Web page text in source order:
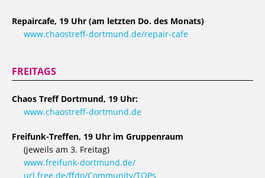
Repaircafe, 19 Uhr (am letzten Do. des Monats)
www.chaostreff-dortmund.de/repair-cafe
FREITAGS
Chaos Treff Dortmund, 19 Uhr:
www.chaostreff-dortmund.de
Freifunk-Treffen, 19 Uhr im Gruppenraum
(jeweils am 3. Freitag)
www.freifunk-dortmund.de/
url.free.de/ffdo/Community/TOPs